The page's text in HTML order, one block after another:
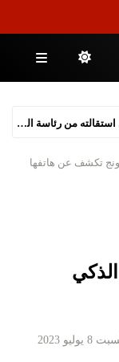
ستارمر يعلن استقالته من رئاسة الحكومة البريطانية
تكشف عن هاتفها
8 يوليو 2023